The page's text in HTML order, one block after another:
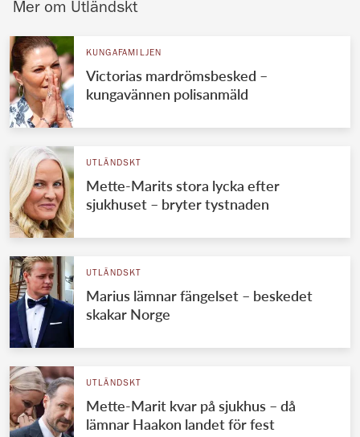
Mer om Utländskt
KUNGAFAMILJEN
Victorias mardrömsbesked –
kungavännen polisanmäld
UTLÄNDSKT
Mette-Marits stora lycka efter
sjukhuset – bryter tystnaden
UTLÄNDSKT
Marius lämnar fängelset – beskedet
skakar Norge
UTLÄNDSKT
Mette-Marit kvar på sjukhus – då
lämnar Haakon landet för fest